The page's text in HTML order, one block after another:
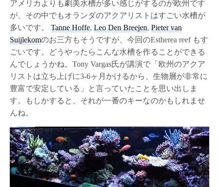
アメリカよりも劇美水槽が多い感じがするのが欧州です
が、その中でもオランダのアクアリストはすごい水槽が
多いです。Tanne Hoffe,Leo Den Breejen,Pieter van
Suijlekomのお三方もそうですが、今回のEstherea reef もす
ごいです。どうやったらこんな水槽を作ることができる
んでしょうかね。Tony Vargas氏が講演で「欧州のアクア
リストは立ち上げに3-6ヶ月かけるから、生物層が非常に
豊富で安定している」と言っていたことを思い出しま
す。もしかすると、それが一番のキーなのかもしれませ
んね。